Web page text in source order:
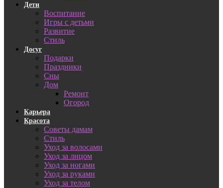
Дети
Воспитание
Игры с детьми
Развитие
Стиль
Досуг
Подарки
Праздники
Сны
Дом
Ремонт
Огород
Карьера
Красота
Советы дамам
Стиль
Уход за волосами
Уход за лицом
Уход за ногами
Уход за руками
Уход за телом